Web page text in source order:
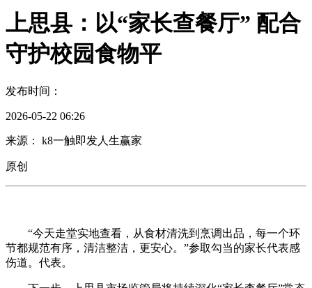
上思县：以“家长查餐厅” 配合
守护校园食物平
发布时间：
2026-05-22 06:26
来源： k8一触即发人生赢家
原创
“今天走堂实地查看，从食材清洗到烹调出品，每一个环
节都规范有序，清洁整洁，更安心。”参取勾当的家长代表感
伤道。代表。